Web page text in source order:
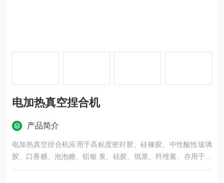
电加热真空捏合机
产品简介
电加热真空捏合机应用于高粘度密封胶、硅橡胶、中性酸性玻璃
胶、口香糖、泡泡糖、铝银 浆、硅胶、纸浆、纤维素、亦用于电
池、油墨、颜料、染料、医药、有机硅树脂、塑料、橡胶、化妆